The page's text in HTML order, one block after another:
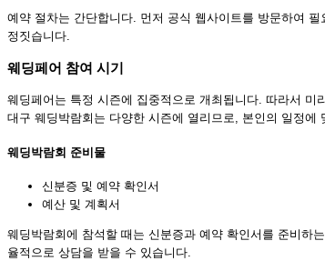
예약 절차는 간단합니다. 먼저 공식 웹사이트를 방문하여
정짓습니다.
웨딩페어 참여 시기
웨딩페어는 특정 시즌에 집중적으로 개최됩니다. 따라서
대구 웨딩박람회는 다양한 시즌에 열리므로, 본인의 일정에
웨딩박람회 준비물
신분증 및 예약 확인서
예산 및 계획서
웨딩박람회에 참석할 때는 신분증과 예약 확인서를 준비하
율적으로 상담을 받을 수 있습니다.